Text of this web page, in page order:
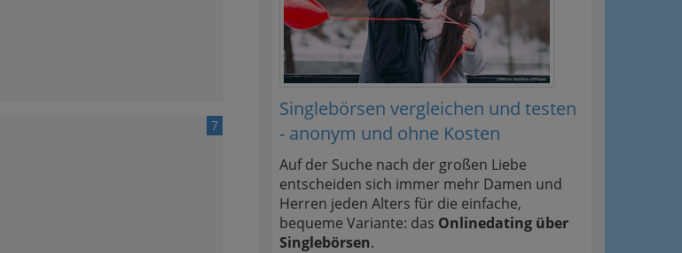
7
Singlebörsen vergleichen und testen
- anonym und ohne Kosten
Auf der Suche nach der großen Liebe
entscheiden sich immer mehr Damen und
Herren jeden Alters für die einfache,
bequeme Variante: das Onlinedating über
Singlebörsen.